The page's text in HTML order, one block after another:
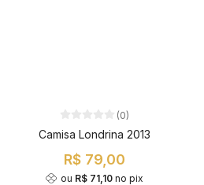
(0)
Camisa Londrina 2013
R$ 79,00
ou R$ 71,10no pix